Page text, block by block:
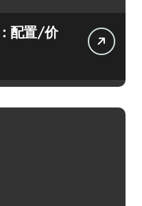
配置/价